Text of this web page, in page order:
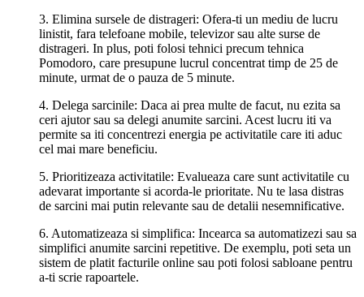
3. Elimina sursele de distrageri: Ofera-ti un mediu de lucru
linistit, fara telefoane mobile, televizor sau alte surse de
distrageri. In plus, poti folosi tehnici precum tehnica
Pomodoro, care presupune lucrul concentrat timp de 25 de
minute, urmat de o pauza de 5 minute.
4. Delega sarcinile: Daca ai prea multe de facut, nu ezita sa
ceri ajutor sau sa delegi anumite sarcini. Acest lucru iti va
permite sa iti concentrezi energia pe activitatile care iti aduc
cel mai mare beneficiu.
5. Prioritizeaza activitatile: Evalueaza care sunt activitatile cu
adevarat importante si acorda-le prioritate. Nu te lasa distras
de sarcini mai putin relevante sau de detalii nesemnificative.
6. Automatizeaza si simplifica: Incearca sa automatizezi sau sa
simplifici anumite sarcini repetitive. De exemplu, poti seta un
sistem de platit facturile online sau poti folosi sabloane pentru
a-ti scrie rapoartele.